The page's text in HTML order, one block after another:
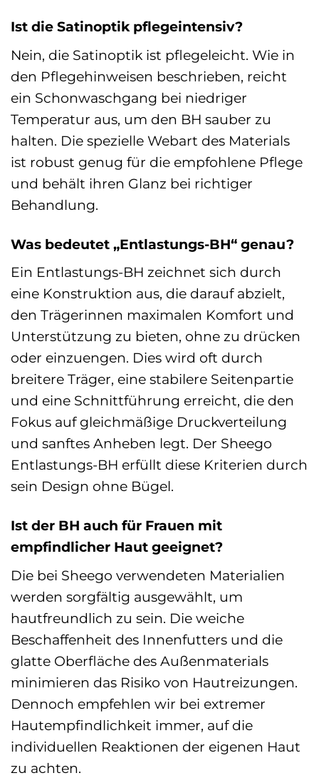
Ist die Satinoptik pflegeintensiv?
Nein, die Satinoptik ist pflegeleicht. Wie in
den Pflegehinweisen beschrieben, reicht
ein Schonwaschgang bei niedriger
Temperatur aus, um den BH sauber zu
halten. Die spezielle Webart des Materials
ist robust genug für die empfohlene Pflege
und behält ihren Glanz bei richtiger
Behandlung.
Was bedeutet „Entlastungs-BH“ genau?
Ein Entlastungs-BH zeichnet sich durch
eine Konstruktion aus, die darauf abzielt,
den Trägerinnen maximalen Komfort und
Unterstützung zu bieten, ohne zu drücken
oder einzuengen. Dies wird oft durch
breitere Träger, eine stabilere Seitenpartie
und eine Schnittführung erreicht, die den
Fokus auf gleichmäßige Druckverteilung
und sanftes Anheben legt. Der Sheego
Entlastungs-BH erfüllt diese Kriterien durch
sein Design ohne Bügel.
Ist der BH auch für Frauen mit
empfindlicher Haut geeignet?
Die bei Sheego verwendeten Materialien
werden sorgfältig ausgewählt, um
hautfreundlich zu sein. Die weiche
Beschaffenheit des Innenfutters und die
glatte Oberfläche des Außenmaterials
minimieren das Risiko von Hautreizungen.
Dennoch empfehlen wir bei extremer
Hautempfindlichkeit immer, auf die
individuellen Reaktionen der eigenen Haut
zu achten.